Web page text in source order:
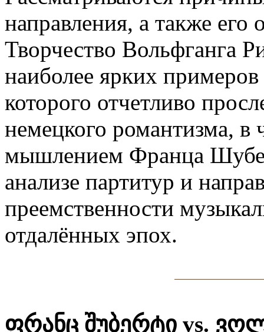
направления, а также его
Творчество Вольфганга
наиболее ярких
которого отчетливо
немецкого романтизма, в
мышлением Франца
анализе партитур и
преемственности
отдалённых эпох.
ფრანც შუბერტი vs.